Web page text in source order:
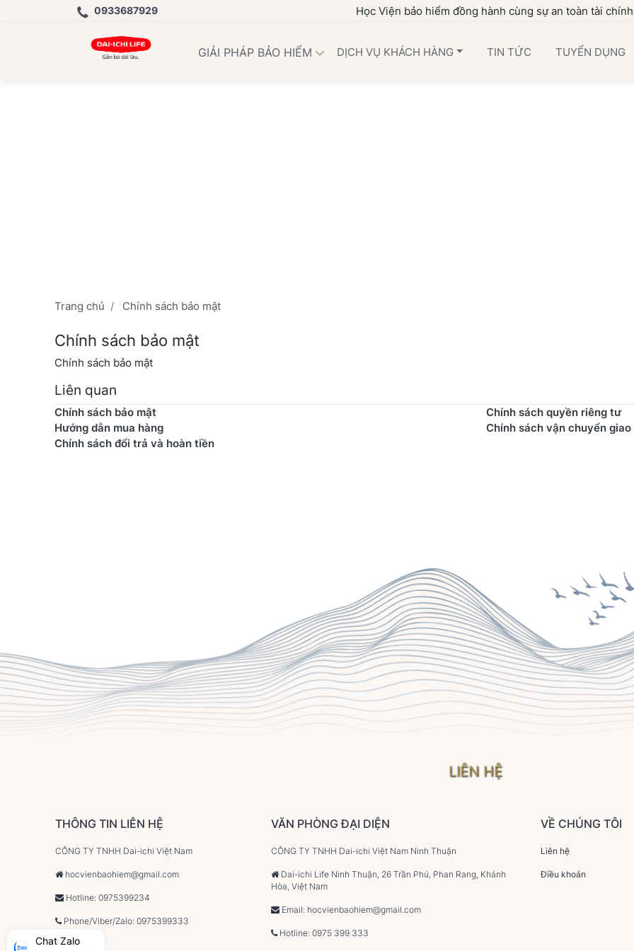
0933687929 Học Viện bảo hiểm đồng hành cùng sự an toàn tài chính
GIẢI PHÁP BẢO HIỂM DỊCH VỤ KHÁCH HÀNG TIN TỨC TUYỂN DỤNG
Trang chủ Chính sách bảo mật
Chính sách bảo mật
Chính sách bảo mật
Liên quan
Chính sách bảo mật
Chính sách quyền riêng tư
Hướng dẫn mua hàng
Chính sách vận chuyển giao
Chính sách đổi trả và hoàn tiền
LIÊN HỆ
THÔNG TIN LIÊN HỆ
CÔNG TY TNHH Dai-ichi Việt Nam
hocvienbaohiem@gmail.com
Hotline: 0975399234
Phone/Viber/Zalo: 0975399333
VĂN PHÒNG ĐẠI DIỆN
CÔNG TY TNHH Dai-ichi Việt Nam Ninh Thuận
Dai-ichi Life Ninh Thuận, 26 Trần Phú, Phan Rang, Khánh
Hòa, Việt Nam
Email: hocvienbaohiem@gmail.com
Hotline: 0975 399 333
VỀ CHÚNG TÔI
Liên hệ
Điều khoản
Chat Zalo